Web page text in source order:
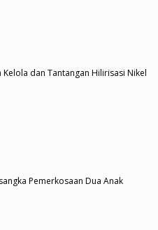
dan Tantangan Hilirisasi Nikel
Pemerkosaan Dua Anak